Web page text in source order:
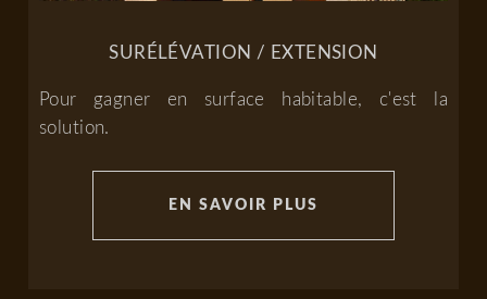
SURÉLÉVATION / EXTENSION
Pour gagner en surface habitable, c'est la
solution.
EN SAVOIR PLUS